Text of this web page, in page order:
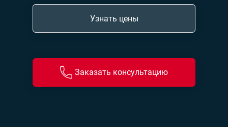
Узнать цены
Заказать консультацию